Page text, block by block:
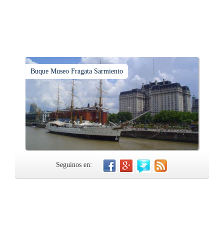
Buque Museo Fragata Sarmiento
Seguinos en: